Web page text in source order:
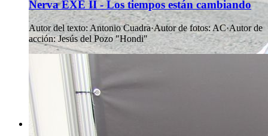
Nerva EXE II - Los tiempos están cambiando
Autor del texto: Antonio Cuadra·Autor de fotos: AC·Autor de
acción: Jesús del Pozo "Hondi"